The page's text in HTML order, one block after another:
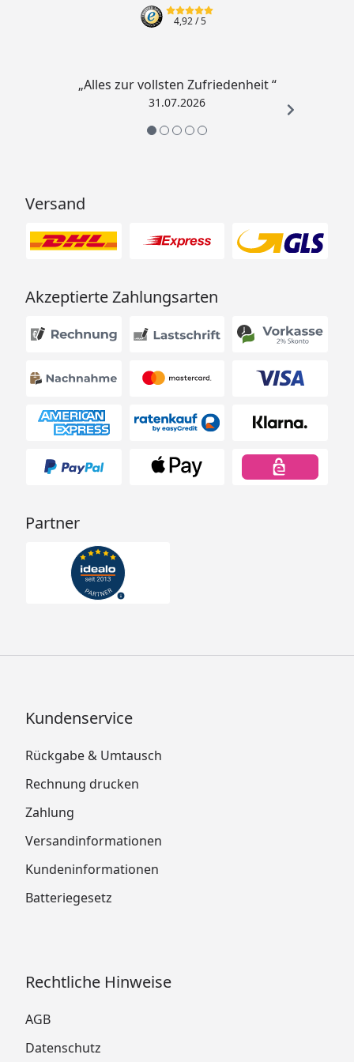
✓ Unterstützt Wachstum und Farbentwicklung
✓ Hochverdaulich und wasserfreundlich
✓ Für große Koi und andere Teichzierfische geeignet
4,92/ 5
„Alles zur vollsten Zufriedenheit “
31.07.2026
Versand
Akzeptierte Zahlungsarten
Partner
Kundenservice
Rückgabe & Umtausch
Rechnung drucken
Zahlung
Versandinformationen
Kundeninformationen
Batteriegesetz
Rechtliche Hinweise
AGB
Datenschutz